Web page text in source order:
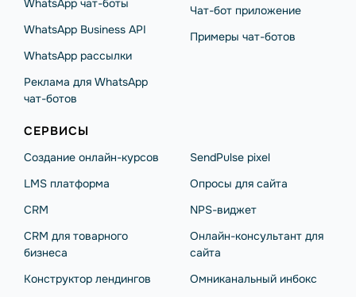
WhatsApp чат-боты
WhatsApp Business API
WhatsApp рассылки
Реклама для WhatsApp
чат-ботов
Чат-бот приложение
Примеры чат-ботов
СЕРВИСЫ
Создание онлайн-курсов
LMS платформа
CRM
CRM для товарного
бизнеса
Конструктор лендингов
SendPulse pixel
Опросы для сайта
NPS-виджет
Онлайн-консультант для
сайта
Омниканальный инбокс